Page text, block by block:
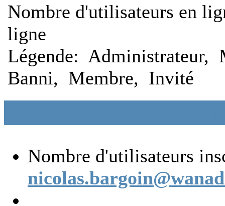
Nombre d'utilisateurs en
ligne
Légende: Administrateur,
Banni, Membre, Invité
Nombre d'utilisateurs